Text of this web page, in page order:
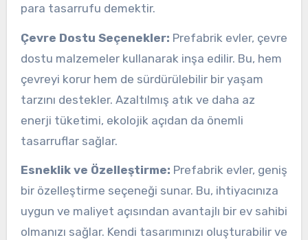
para tasarrufu demektir.
Çevre Dostu Seçenekler: Prefabrik evler, çevre
dostu malzemeler kullanarak inşa edilir. Bu, hem
çevreyi korur hem de sürdürülebilir bir yaşam
tarzını destekler. Azaltılmış atık ve daha az
enerji tüketimi, ekolojik açıdan da önemli
tasarruflar sağlar.
Esneklik ve Özelleştirme: Prefabrik evler, geniş
bir özelleştirme seçeneği sunar. Bu, ihtiyacınıza
uygun ve maliyet açısından avantajlı bir ev sahibi
olmanızı sağlar. Kendi tasarımınızı oluşturabilir ve